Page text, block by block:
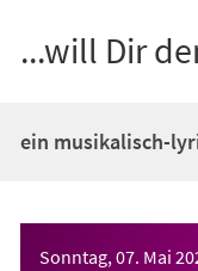
...will Dir
ein musikalisch-
Sonntag, 07. Mai